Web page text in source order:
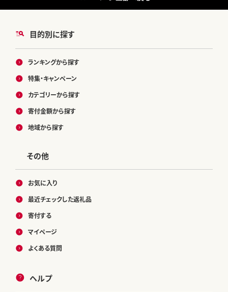
目的別に探す
ランキングから探す
特集・キャンペーン
カテゴリーから探す
寄付金額から探す
地域から探す
その他
お気に入り
最近チェックした返礼品
寄付する
マイページ
よくある質問
ヘルプ